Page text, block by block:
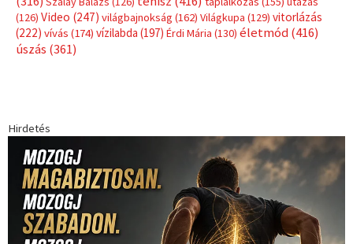
(126) Video (247) világbajnokság (162) Világkupa (129) vitorlázás
(222) vívás (174) vízilabda (197) Érdi Mária (130) életmód(416)
úszás (361)
Hirdetés